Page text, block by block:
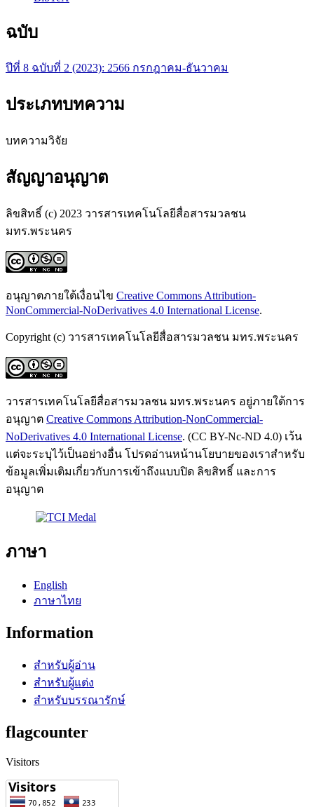
ฉบับ
ปีที่ 8 ฉบับที่ 2 (2023): 2566 กรกฎาคม-ธันวาคม
ประเภทบทความ
บทความวิจัย
สัญญาอนุญาต
ลิขสิทธิ์ (c) 2023 วารสารเทคโนโลยีสื่อสารมวลชน
มทร.พระนคร
อนุญาตภายใต้เงื่อนไข Creative Commons Attribution-
NonCommercial-NoDerivatives 4.0 International License.
Copyright (c) วารสารเทคโนโลยีสื่อสารมวลชน มทร.พระนคร
วารสารเทคโนโลยีสื่อสารมวลชน มทร.พระนคร อยู่ภายใต้การ
อนุญาต Creative Commons Attribution-NonCommercial-
NoDerivatives 4.0 International License. (CC BY-Nc-ND 4.0) เว้น
แต่จะระบุไว้เป็นอย่างอื่น โปรดอ่านหน้านโยบายของเราสำหรับ
ข้อมูลเพิ่มเติมเกี่ยวกับการเข้าถึงแบบปิด ลิขสิทธิ์ และการ
อนุญาต
ภาษา
English
ภาษาไทย
Information
สำหรับผู้อ่าน
สำหรับผู้แต่ง
สำหรับบรรณารักษ์
flagcounter
Visitors